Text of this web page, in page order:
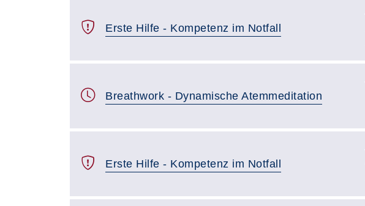
Erste Hilfe - Kompetenz im Notfall
Breathwork - Dynamische Atemmeditation
Erste Hilfe - Kompetenz im Notfall